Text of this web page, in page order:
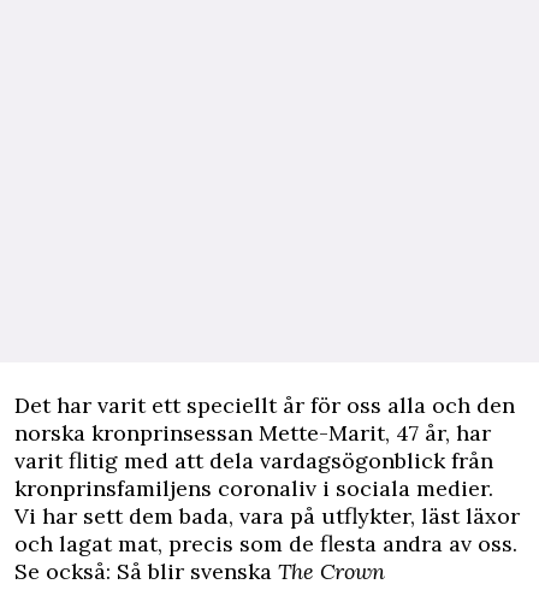
Det har varit ett speciellt år för oss alla och den
norska kronprinsessan Mette-Marit, 47 år, har
varit flitig med att dela vardagsögonblick från
kronprinsfamiljens coronaliv i sociala medier.
Vi har sett dem bada, vara på utflykter, läst läxor
och lagat mat, precis som de flesta andra av oss.
Se också: Så blir svenska The Crown